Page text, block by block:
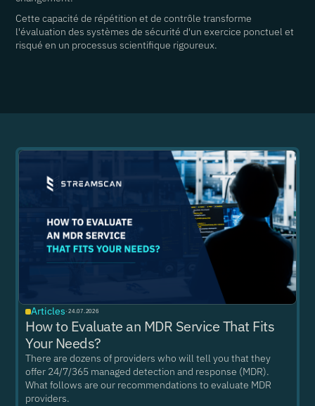
Cette capacité de répétition et de contrôle transforme
l'évaluation des systèmes de sécurité d'un exercice ponctuel et
risqué en un processus scientifique rigoureux.
Articles ·24.07.2026
How to Evaluate an MDR Service That Fits
Your Needs?
There are dozens of providers who will tell you that they
offer 24/7/365 managed detection and response (MDR).
What follows are our recommendations to evaluate MDR
providers.